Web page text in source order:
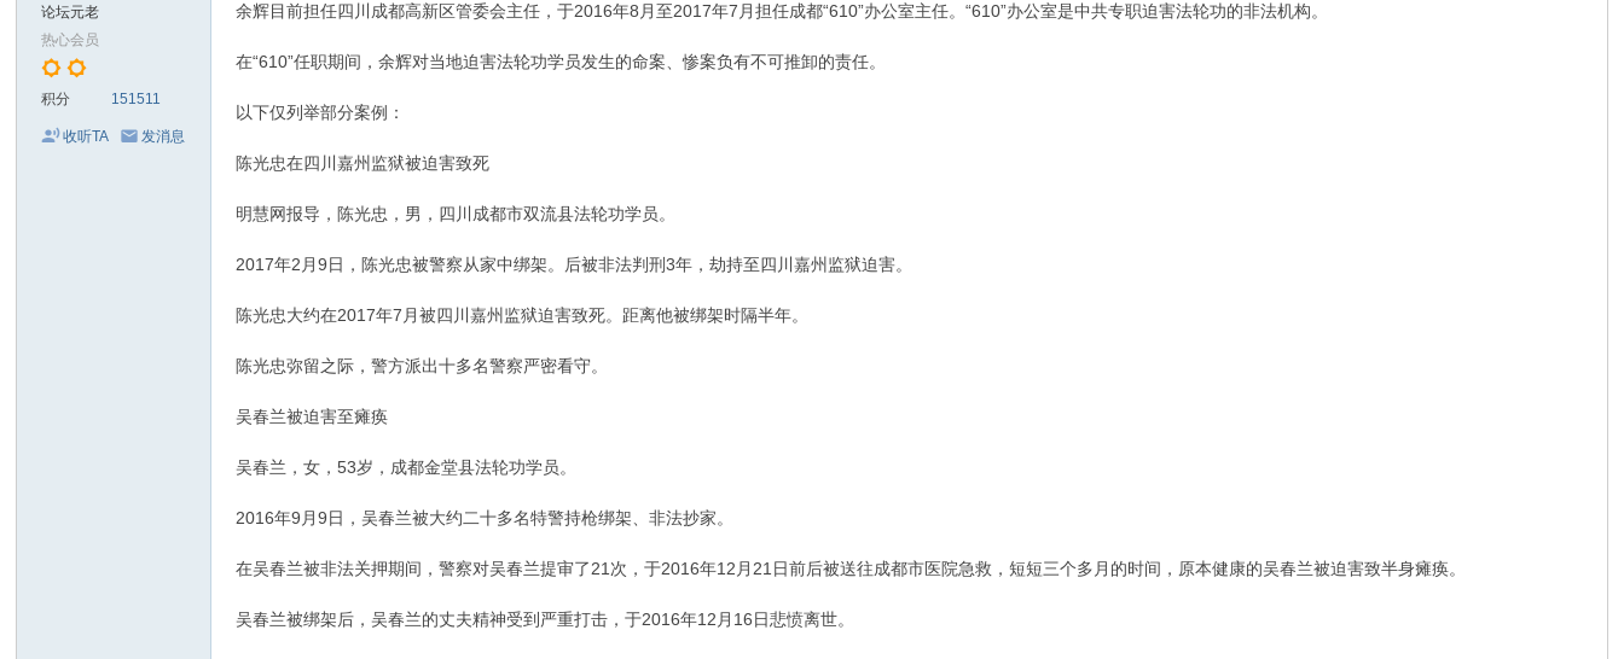
论坛元老
热心会员
积分 151511
收听TA 发消息
余辉目前担任四川成都高新区管委会主任，于2016年8月至2017年7月担任成都“610”办公室主任。“610”办公室是中共专职迫害法轮功的非法机构。
在“610”任职期间，余辉对当地迫害法轮功学员发生的命案、惨案负有不可推卸的责任。
以下仅列举部分案例：
陈光忠在四川嘉州监狱被迫害致死
明慧网报导，陈光忠，男，四川成都市双流县法轮功学员。
2017年2月9日，陈光忠被警察从家中绑架。后被非法判刑3年，劫持至四川嘉州监狱迫害。
陈光忠大约在2017年7月被四川嘉州监狱迫害致死。距离他被绑架时隔半年。
陈光忠弥留之际，警方派出十多名警察严密看守。
吴春兰被迫害至瘫痪
吴春兰，女，53岁，成都金堂县法轮功学员。
2016年9月9日，吴春兰被大约二十多名特警持枪绑架、非法抄家。
在吴春兰被非法关押期间，警察对吴春兰提审了21次，于2016年12月21日前后被送往成都市医院急救，短短三个多月的时间，原本健康的吴春兰被迫害致半身瘫痪。
吴春兰被绑架后，吴春兰的丈夫精神受到严重打击，于2016年12月16日悲愤离世。